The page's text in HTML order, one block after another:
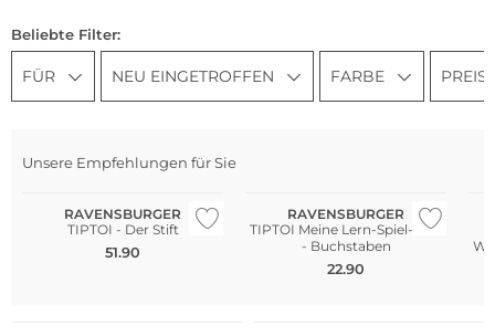
Beliebte Filter:
FÜR NEU EINGETROFFEN FARBE PREIS
Unsere Empfehlungen für Sie
RAVENSBURGER
TIPTOI - Der Stift
51.90
RAVENSBURGER
TIPTOI Meine Lern-Spiel-Welt
- Buchstaben
22.90